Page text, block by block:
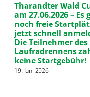
Tharandter Wald
am 27.06.2026 – Es
noch freie
jetzt schnell
Die Teilnehmer des
Laufradrennens
keine Startgebühr!
19. Juni 2026